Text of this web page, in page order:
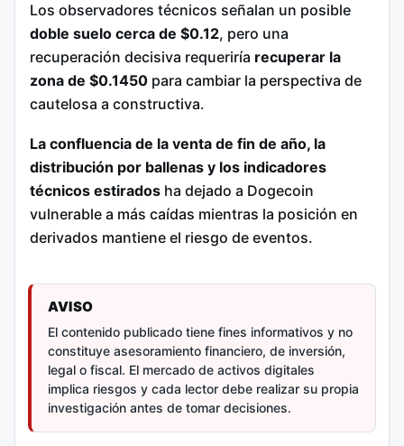
Los observadores técnicos señalan un posible
doble suelo cerca de $0.12, pero una
recuperación decisiva requeriría recuperar la
zona de $0.1450 para cambiar la perspectiva de
cautelosa a constructiva.
La confluencia de la venta de fin de año, la
distribución por ballenas y los indicadores
técnicos estirados ha dejado a Dogecoin
vulnerable a más caídas mientras la posición en
derivados mantiene el riesgo de eventos.
AVISO
El contenido publicado tiene fines informativos y no
constituye asesoramiento financiero, de inversión,
legal o fiscal. El mercado de activos digitales
implica riesgos y cada lector debe realizar su propia
investigación antes de tomar decisiones.